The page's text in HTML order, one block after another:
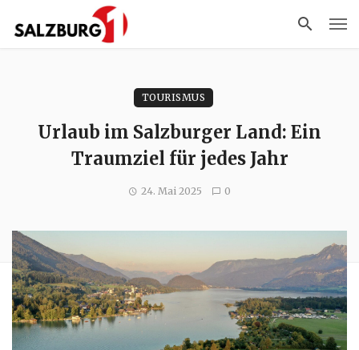
TOURISMUS
Urlaub im Salzburger Land: Ein
Traumziel für jedes Jahr
24. Mai 2025 0